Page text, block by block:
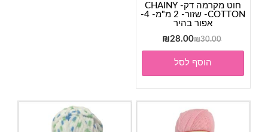
חוט מקרמה דק- CHAINY
COTTON- שזור- 2 מ"מ- 4-
אפור בהיר
₪30.00
המחיר
המקורי
היה:
₪30.00.
₪28.00
המחיר
הנוכחי
₪28.00.
הוסף לסל